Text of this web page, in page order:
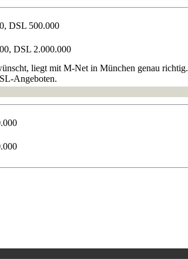
DSL 500.000
DSL 2.000.000
liegt mit M-Net in München genau
Angeboten.